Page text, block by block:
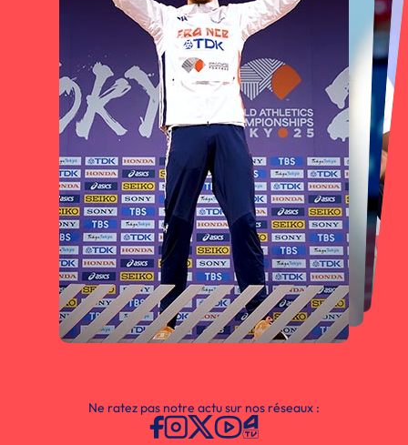
Ne ratez pas notre actu sur nos réseaux :